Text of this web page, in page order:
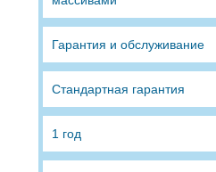
Гарантия и обслуживание
Стандартная гарантия
1 год